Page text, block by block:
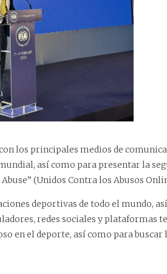
los principales medios de
así como para presentar la
(Unidos Contra los Abusos
deportivas de todo el mundo,
redes sociales y plataformas
en el deporte, así como para buscar